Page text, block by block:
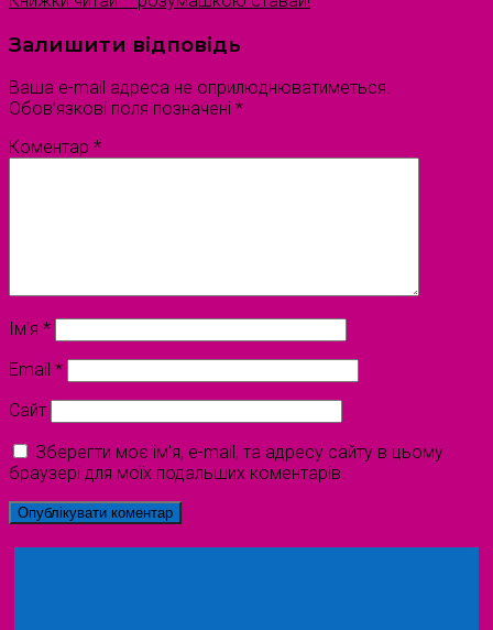
Залишити відповідь
Ваша e-mail адреса не оприлюднюватиметься.
Обов’язкові поля позначені *
Коментар *
Ім'я *
Email *
Сайт
Зберегти моє ім'я, e-mail, та адресу сайту в цьому
браузері для моїх подальших коментарів.